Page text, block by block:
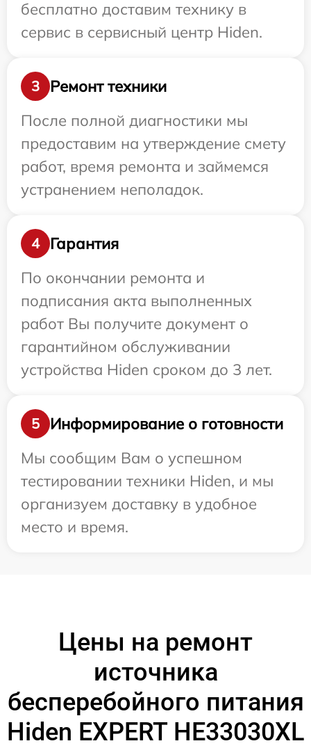
бесплатно доставим технику в
сервис в сервисный центр Hiden.
3
Ремонт техники
После полной диагностики мы
предоставим на утверждение смету
работ, время ремонта и займемся
устранением неполадок.
4
Гарантия
По окончании ремонта и
подписания акта выполненных
работ Вы получите документ о
гарантийном обслуживании
устройства Hiden сроком до 3 лет.
5
Информирование о готовности
Мы сообщим Вам о успешном
тестировании техники Hiden, и мы
организуем доставку в удобное
место и время.
Цены на ремонт
источника
бесперебойного питания
Hiden EXPERT HE33030XL